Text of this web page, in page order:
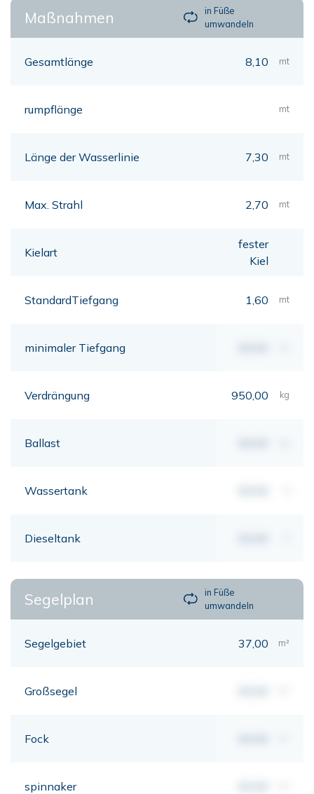
Maßnahmen
in Füße
umwandeln
Gesamtlänge 8,10 mt
rumpflänge mt
Länge der Wasserlinie 7,30 mt
Max. Strahl 2,70 mt
Kielart
fester
Kiel
StandardTiefgang 1,60 mt
minimaler Tiefgang
Verdrängung 950,00 kg
Ballast
Wassertank
Dieseltank
Segelplan
in Füße
umwandeln
Segelgebiet 37,00 m²
Großsegel
Fock
spinnaker